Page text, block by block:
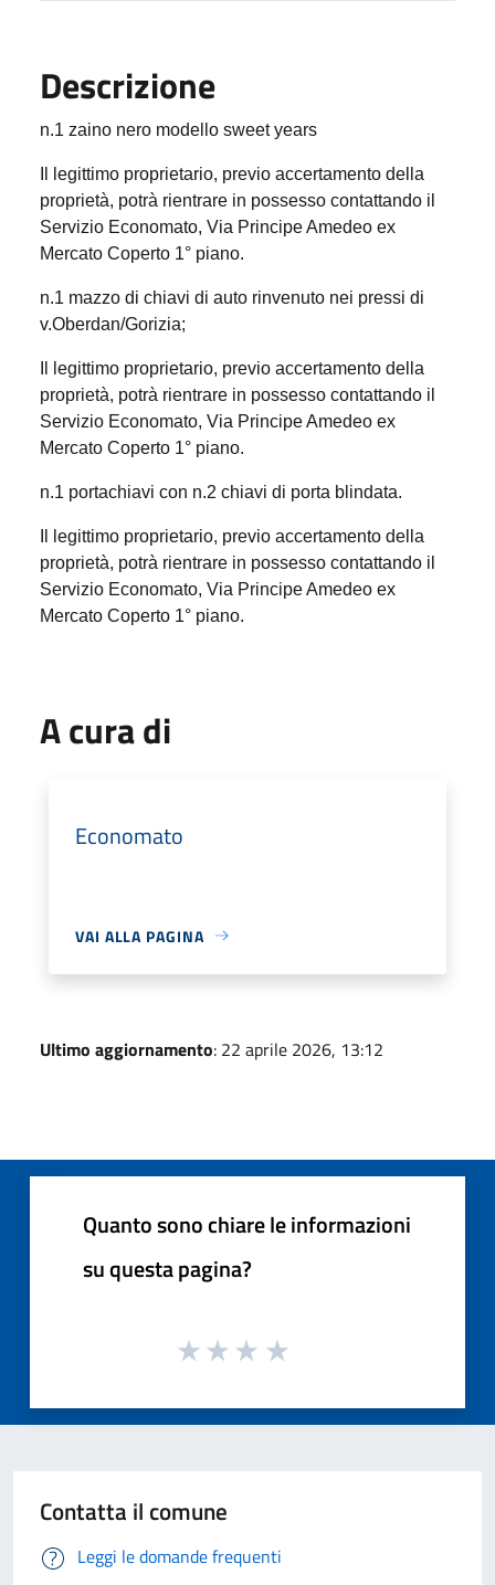
Descrizione
n.1 zaino nero modello sweet years
Il legittimo proprietario, previo accertamento della
proprietà, potrà rientrare in possesso contattando il
Servizio Economato, Via Principe Amedeo ex
Mercato Coperto 1° piano.
n.1 mazzo di chiavi di auto rinvenuto nei pressi di
v.Oberdan/Gorizia;
Il legittimo proprietario, previo accertamento della
proprietà, potrà rientrare in possesso contattando il
Servizio Economato, Via Principe Amedeo ex
Mercato Coperto 1° piano.
n.1 portachiavi con n.2 chiavi di porta blindata.
Il legittimo proprietario, previo accertamento della
proprietà, potrà rientrare in possesso contattando il
Servizio Economato, Via Principe Amedeo ex
Mercato Coperto 1° piano.
A cura di
Economato
VAI ALLA PAGINA
Ultimo aggiornamento: 22 aprile 2026, 13:12
Quanto sono chiare le informazioni
su questa pagina?
Contatta il comune
Leggi le domande frequenti